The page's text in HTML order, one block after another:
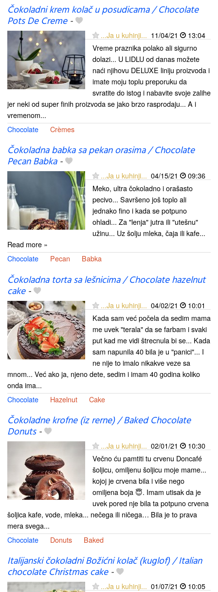
Čokoladni krem kolač u posudicama / Chocolate
Pots De Creme-
...Ja u kuhinji... 11/04/21
13:04
Vreme praznika polako ali sigurno
dolazi... U LIDLU od danas možete
naći njihovu DELUXE liniju proizvoda i
imate moju toplu preporuku da
svratite do istog i nabavite svoje zalihe
jer neki od super finih proizvoda se jako brzo rasprodaju... A i
vremenom...
Chocolate
Crèmes
Čokoladna babka sa pekan orasima / Chocolate
Pecan Babka-
...Ja u kuhinji... 04/15/21
09:36
Meko, ultra čokoladno i orašasto
pecivo... Savršeno još toplo ali
jednako fino i kada se potpuno
ohladi... Za "lenja" jutra ili "utešnu"
užinu... Uz šolju mleka, čaja ili kafe...
Read more »
Chocolate
Pecan Babka
Čokoladna torta sa lešnicima / Chocolate hazelnut
cake-
...Ja u kuhinji... 04/02/21
10:01
Kada sam već počela da sedim mama
me uvek "terala" da se farbam i svaki
put kad me vidi štrecnula bi se... Kada
sam napunila 40 bila je u "panici"... I
ne nije to imalo nikakve veze sa
mnom... Već ako ja, njeno dete, sedim i imam 40 godina koliko
onda ima...
Chocolate
Hazelnut Cake
Čokoladne krofne (iz rerne) / Baked Chocolate
Donuts-
...Ja u kuhinji... 02/01/21
10:30
Večno ću pamtiti tu crvenu Doncafé
šoljicu, omiljenu šoljicu moje mame...
kojoj je crvena bila i više nego
omiljena boja 😇. Imam utisak da je
uvek pored nje bila ta potpuno crvena
šoljica kafe, vode, mleka... nečega ili ničega… Bila je to prava
mera svega...
Chocolate
Donuts Baked
Italijanski čokoladni Božićni kolač (kuglof) / Italian
chocolate Christmas cake-
...Ja u kuhinji... 01/07/21 10:05